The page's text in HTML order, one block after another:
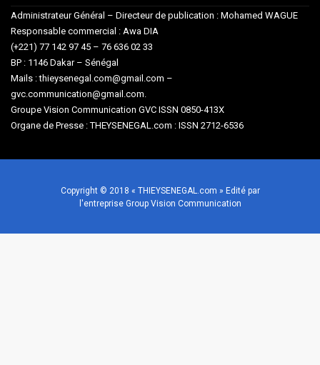
Administrateur Général – Directeur de publication : Mohamed WAGUE
Responsable commercial : Awa DIA
(+221) 77 142 97 45 – 76 636 02 33
BP : 1146 Dakar – Sénégal
Mails : thieysenegal.com@gmail.com –
gvc.communication@gmail.com.
Groupe Vision Communication GVC ISSN 0850-413X
Organe de Presse : THEYSENEGAL.com : ISSN 2712-6536
Copyright © 2018 « THIEYSENEGAL.com » Edité par
l'entreprise Group Vision Communication